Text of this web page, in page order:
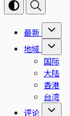
最新
地域
国际
大陆
香港
台湾
评论